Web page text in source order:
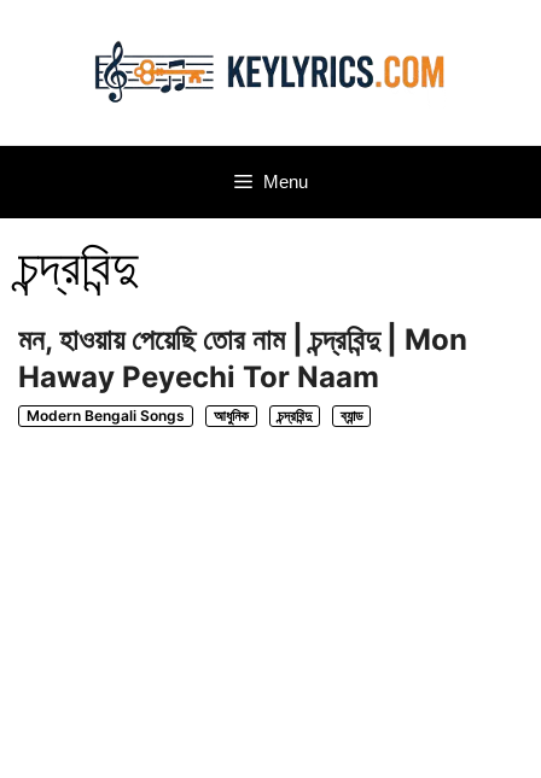
Menu
চন্দ্রবিন্দু
মন, হাওয়ায় পেয়েছি তোর নাম | চন্দ্রবিন্দু | Mon
Haway Peyechi Tor Naam
Modern Bengali Songs আধুনিক চন্দ্রবিন্দু ব্যান্ড